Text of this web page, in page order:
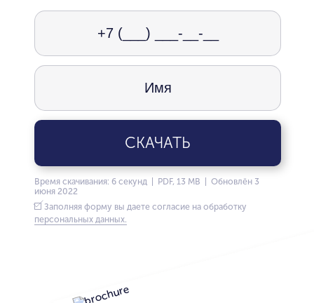
СКАЧАТЬ
Время скачивания: 6 секунд | PDF, 13 MB | Обновлён 3
июня 2022
Заполняя форму вы даете согласие на обработку
персональных данных.